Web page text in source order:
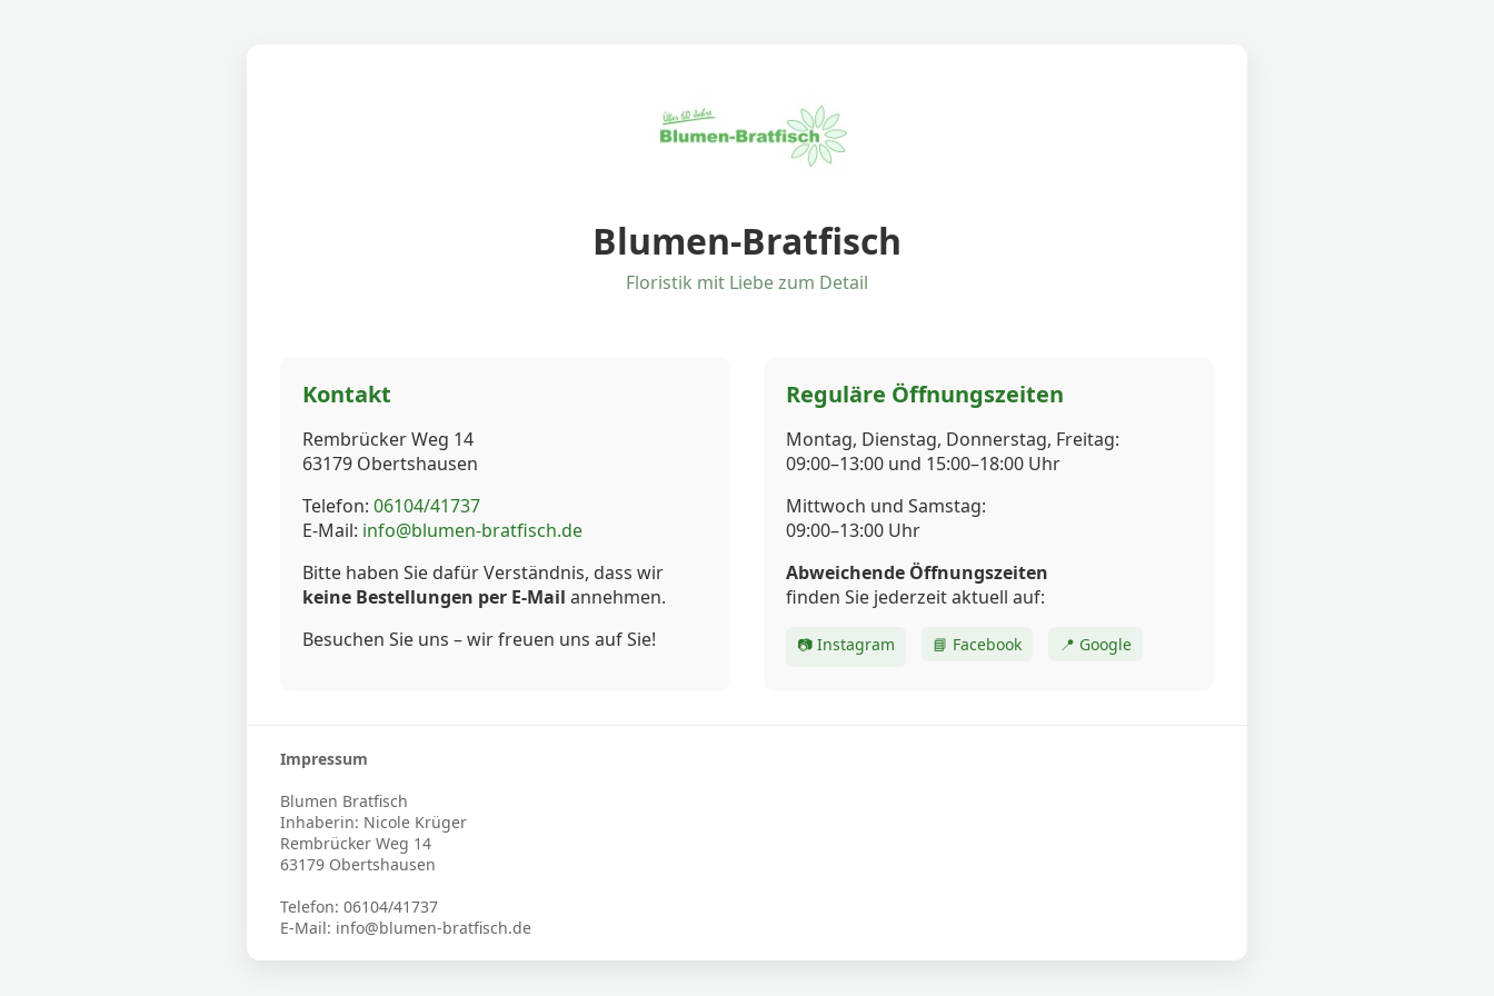
Blumen-Bratfisch
Floristik mit Liebe zum Detail
Kontakt
Rembrücker Weg 14
63179 Obertshausen
Telefon: 06104/41737
E-Mail: info@blumen-bratfisch.de
Bitte haben Sie dafür Verständnis, dass wir
keine Bestellungen per E-Mail annehmen.
Besuchen Sie uns – wir freuen uns auf Sie!
Reguläre Öffnungszeiten
Montag, Dienstag, Donnerstag, Freitag:
09:00–13:00 und 15:00–18:00 Uhr
Mittwoch und Samstag:
09:00–13:00 Uhr
Abweichende Öffnungszeiten
finden Sie jederzeit aktuell auf:
📷 Instagram 📘 Facebook 📍 Google
Impressum
Blumen Bratfisch
Inhaberin: Nicole Krüger
Rembrücker Weg 14
63179 Obertshausen
Telefon: 06104/41737
E-Mail: info@blumen-bratfisch.de